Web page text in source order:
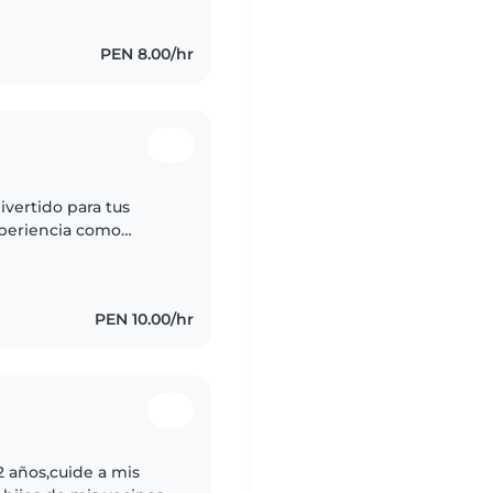
PEN 8.00/hr
para tus
como
PEN 10.00/hr
años,cuide a mis